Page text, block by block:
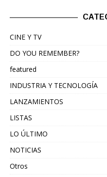
CINE Y TV
DO YOU REMEMBER?
featured
INDUSTRIA Y TECNOLOGÍA
LANZAMIENTOS
LISTAS
LO ÚLTIMO
NOTICIAS
Otros